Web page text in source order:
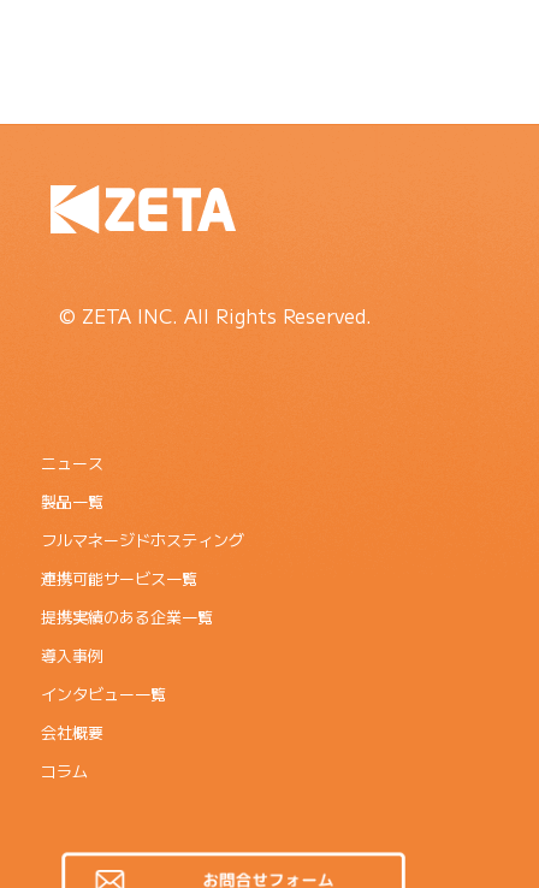
© ZETA INC. All Rights Reserved.
ニュース
製品一覧
フルマネージドホスティング
連携可能サービス一覧
提携実績のある企業一覧
導入事例
インタビュー一覧
会社概要
コラム